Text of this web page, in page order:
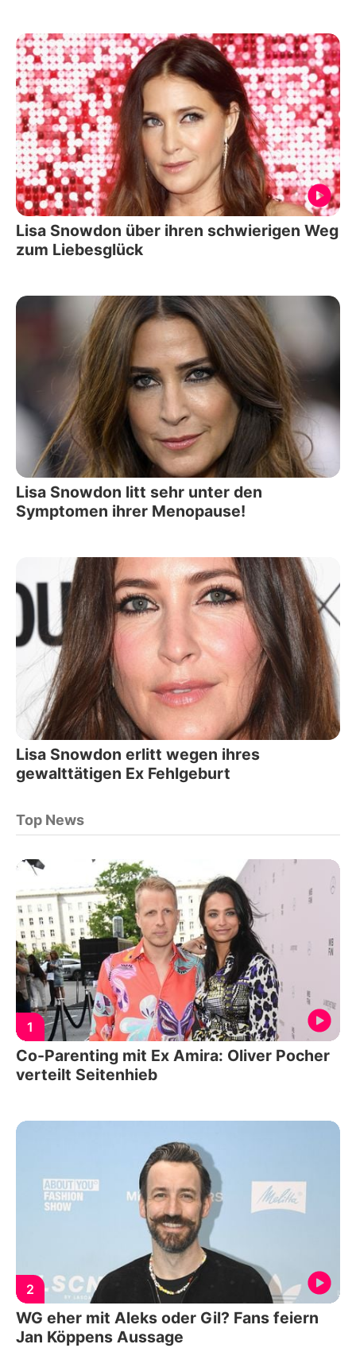
Lisa Snowdon über ihren schwierigen Weg
zum Liebesglück
Lisa Snowdon litt sehr unter den
Symptomen ihrer Menopause!
Lisa Snowdon erlitt wegen ihres
gewalttätigen Ex Fehlgeburt
Top News
1
Co-Parenting mit Ex Amira: Oliver Pocher
verteilt Seitenhieb
2
WG eher mit Aleks oder Gil? Fans feiern
Jan Köppens Aussage